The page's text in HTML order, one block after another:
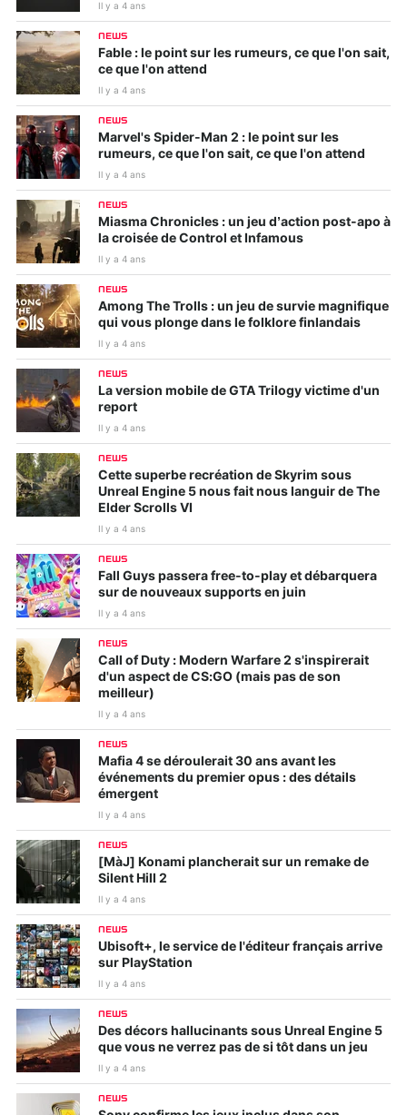
Il y a 4 ans
NEWS
Fable : le point sur les rumeurs, ce que l'on sait,
ce que l'on attend
Il y a 4 ans
NEWS
Marvel's Spider-Man 2 : le point sur les
rumeurs, ce que l'on sait, ce que l'on attend
Il y a 4 ans
NEWS
Miasma Chronicles : un jeu d’action post-apo à
la croisée de Control et Infamous
Il y a 4 ans
NEWS
Among The Trolls : un jeu de survie magnifique
qui vous plonge dans le folklore finlandais
Il y a 4 ans
NEWS
La version mobile de GTA Trilogy victime d'un
report
Il y a 4 ans
NEWS
Cette superbe recréation de Skyrim sous
Unreal Engine 5 nous fait nous languir de The
Elder Scrolls VI
Il y a 4 ans
NEWS
Fall Guys passera free-to-play et débarquera
sur de nouveaux supports en juin
Il y a 4 ans
NEWS
Call of Duty : Modern Warfare 2 s'inspirerait
d'un aspect de CS:GO (mais pas de son
meilleur)
Il y a 4 ans
NEWS
Mafia 4 se déroulerait 30 ans avant les
événements du premier opus : des détails
émergent
Il y a 4 ans
NEWS
[MàJ] Konami plancherait sur un remake de
Silent Hill 2
Il y a 4 ans
NEWS
Ubisoft+, le service de l'éditeur français arrive
sur PlayStation
Il y a 4 ans
NEWS
Des décors hallucinants sous Unreal Engine 5
que vous ne verrez pas de si tôt dans un jeu
Il y a 4 ans
NEWS